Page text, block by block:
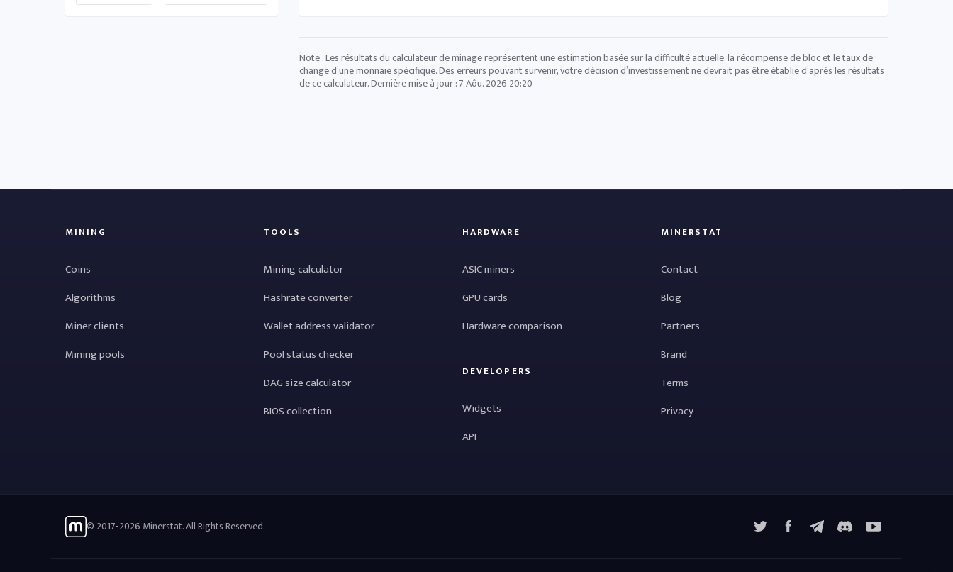
Note : Les résultats du calculateur de minage représentent une estimation basée sur la difficulté actuelle, la récompense de bloc et le taux de
change d’une monnaie spécifique. Des erreurs pouvant survenir, votre décision d’investissement ne devrait pas être établie d’après les résultats
de ce calculateur. Dernière mise à jour :7 Aôu. 2026 20:20
MINING
Coins
Algorithms
Miner clients
Mining pools
TOOLS
Mining calculator
Hashrate converter
Wallet address validator
Pool status checker
DAG size calculator
BIOS collection
HARDWARE
ASIC miners
GPU cards
Hardware comparison
DEVELOPERS
Widgets
API
MINERSTAT
Contact
Blog
Partners
Brand
Terms
Privacy
© 2017-2026 Minerstat. All Rights Reserved. FacebookTelegramYouTube